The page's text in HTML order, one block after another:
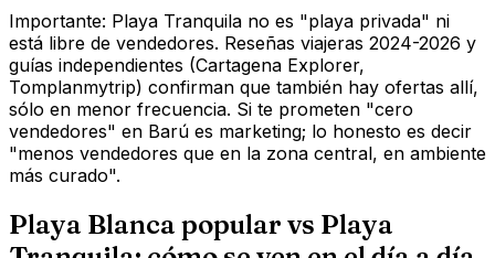
Importante: Playa Tranquila no es "playa privada" ni
está libre de vendedores. Reseñas viajeras 2024-2026 y
guías independientes (Cartagena Explorer,
Tomplanmytrip) confirman que también hay ofertas allí,
sólo en menor frecuencia. Si te prometen "cero
vendedores" en Barú es marketing; lo honesto es decir
"menos vendedores que en la zona central, en ambiente
más curado".
Playa Blanca popular vs Playa